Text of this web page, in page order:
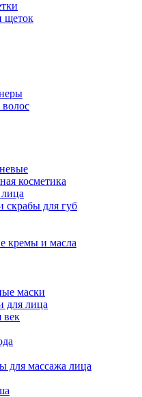
щеток
косметика
скрабы для губ
кремы и масла
маски
для лица
век
для массажа лица